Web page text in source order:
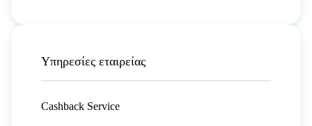
Υπηρεσίες εταιρείας
Cashback Service